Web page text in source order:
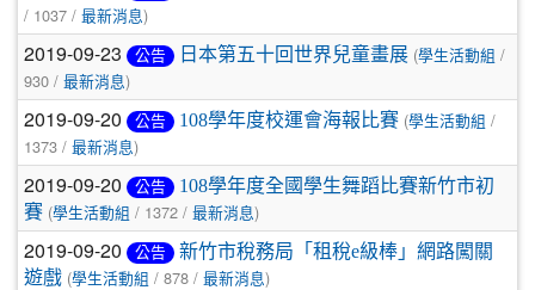
/ 1037 / 最新消息)
2019-09-23 公告 日本第五十回世界兒童畫展 (學生活動組 /
930 / 最新消息)
2019-09-20 公告 108學年度校運會海報比賽 (學生活動組 /
1373 / 最新消息)
2019-09-20 公告
108學年度全國學生舞蹈比賽新竹市初
賽 (學生活動組 / 1372 / 最新消息)
2019-09-20 公告
新竹市稅務局「租稅e級棒」網路闖關
遊戲 (學生活動組 / 878 / 最新消息)